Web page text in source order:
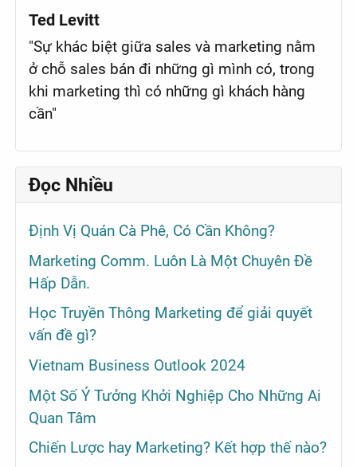
Ted Levitt
"Sự khác biệt giữa sales và marketing nằm
ở chỗ sales bán đi những gì mình có, trong
khi marketing thì có những gì khách hàng
cần"
Đọc Nhiều
Định Vị Quán Cà Phê, Có Cần Không?
Marketing Comm. Luôn Là Một Chuyên Đề
Hấp Dẫn.
Học Truyền Thông Marketing để giải quyết
vấn đề gì?
Vietnam Business Outlook 2024
Một Số Ý Tưởng Khởi Nghiệp Cho Những Ai
Quan Tâm
Chiến Lược hay Marketing? Kết hợp thế nào?